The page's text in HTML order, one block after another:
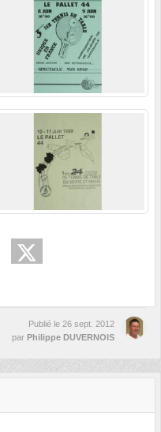
Publié le 26 sept. 2012
par Philippe DUVERNOIS